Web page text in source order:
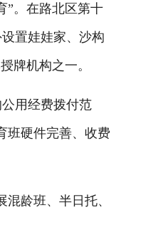
。在路北区第十
置娃娃家、沙构
牌机构之一。
用经费拨付范
班硬件完善、收费
龄班、半日托、